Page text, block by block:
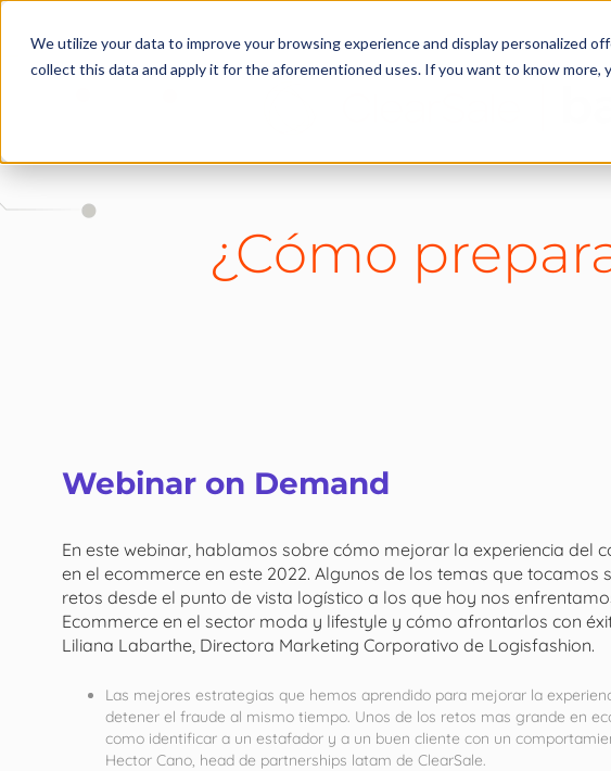
We utilize your data to improve your browsing experience and display personalized
collect this data and apply it for the aforementioned uses. If you want to know more,
¿Cómo
Webinar on Demand
En este webinar, hablamos sobre cómo mejorar la experiencia del
en el ecommerce en este 2022. Algunos de los temas que tocamos
retos desde el punto de vista logístico a los que hoy nos
Ecommerce en el sector moda y lifestyle y cómo afrontarlos con
Liliana Labarthe, Directora Marketing Corporativo de Logisfashion.
Las mejores estrategias que hemos aprendido para mejorar la
detener el fraude al mismo tiempo. Unos de los retos mas grande en
como identificar a un estafador y a un buen cliente con un
Hector Cano, head de partnerships latam de ClearSale.